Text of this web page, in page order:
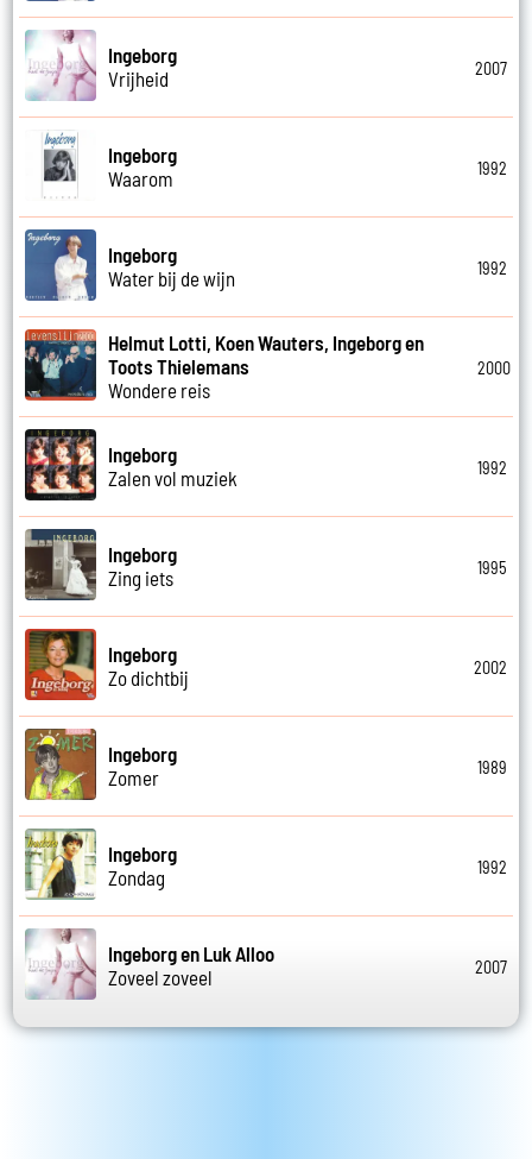
Ingeborg
Vrijheid
2007
Ingeborg
Waarom
1992
Ingeborg
Water bij de wijn
1992
Helmut Lotti, Koen Wauters, Ingeborg en
Toots Thielemans
Wondere reis
2000
Ingeborg
Zalen vol muziek
1992
Ingeborg
Zing iets
1995
Ingeborg
Zo dichtbij
2002
Ingeborg
Zomer
1989
Ingeborg
Zondag
1992
Ingeborg en Luk Alloo
Zoveel zoveel
2007